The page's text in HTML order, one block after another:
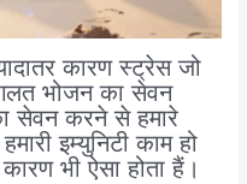
कारण स्ट्रेस जो
भोजन का सेवन
सेवन करने से हमारे
इम्युनिटी काम हो
भी ऐसा होता हैं।